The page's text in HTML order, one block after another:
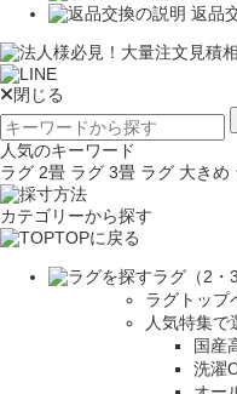
返品
閉じる
人気のキーワード
ラグ 2畳 ラグ 3畳 ラグ 大きめ
カテゴリーから探す
TOPに戻る
ラグ（2・
ラグトップ
人気特集で
国産
洗濯